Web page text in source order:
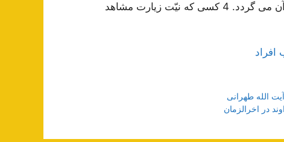
پاداش نمی شود بلکه انگیزه و نیّت است که متّصف به آن می گردد. 4 کسی که نیّت زیارت مشاهد
الله طهرانی
در اخرالزمان